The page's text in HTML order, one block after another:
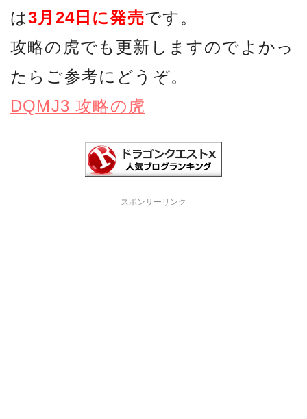
は3月24日に発売です。
攻略の虎でも更新しますのでよかっ
たらご参考にどうぞ。
DQMJ3 攻略の虎
スポンサーリンク